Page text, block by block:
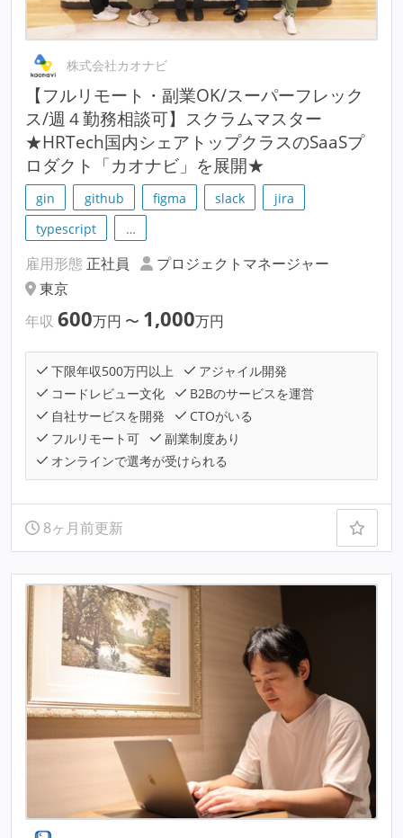
株式会社カオナビ
【フルリモート・副業OK/スーパーフレック
ス/週４勤務相談可】スクラムマスター
★HRTech国内シェアトップクラスのSaaSプ
ロダクト「カオナビ」を展開★
gin github figma slack
jira
typescript
…
雇用形態 正社員
プロジェクトマネージャー
東京
年収 600万円 〜 1,000万円
下限年収500万円以上
アジャイル開発
コードレビュー文化
B2Bのサービスを運営
自社サービスを開発
CTOがいる
フルリモート可
副業制度あり
オンラインで選考が受けられる
8ヶ月前更新